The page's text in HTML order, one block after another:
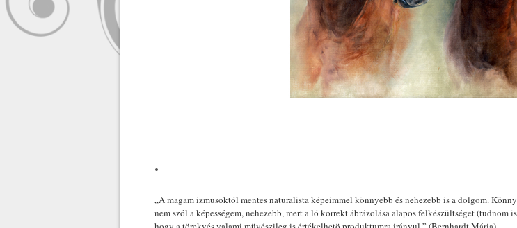
.
„A magam izmusoktól mentes naturalista képeimmel könnyebb és nehezebb is a dolgom.
nem szól a képességem, nehezebb, mert a ló korrekt ábrázolása alapos felkészültséget